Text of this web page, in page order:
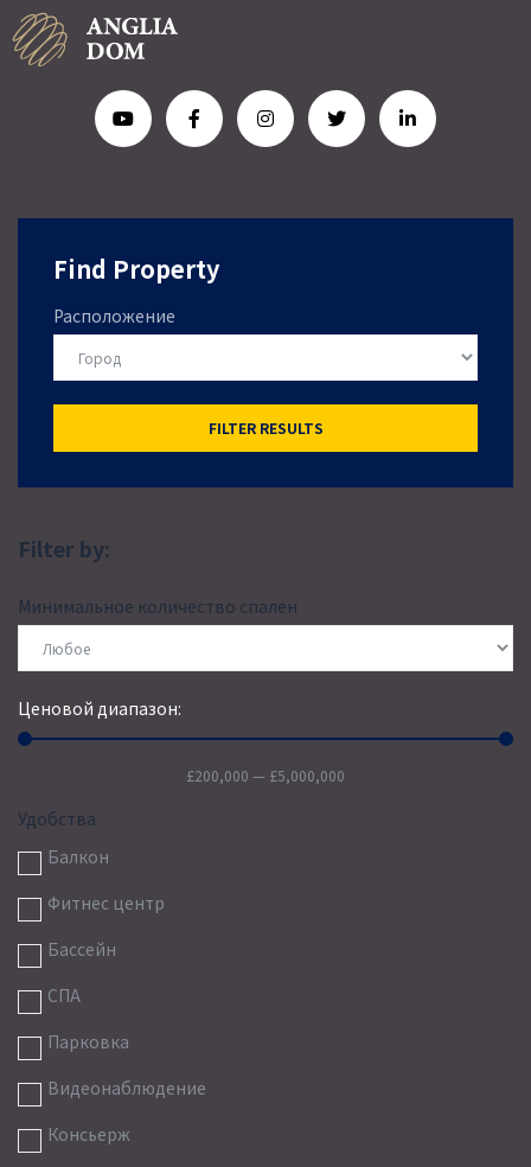
Find Property
Расположение
FILTER RESULTS
Filter by:
Минимальное количество спален
Ценовой диапазон:
£200,000 — £5,000,000
Удобства
Балкон
Фитнес центр
Бассейн
СПА
Парковка
Видеонаблюдение
Консьерж